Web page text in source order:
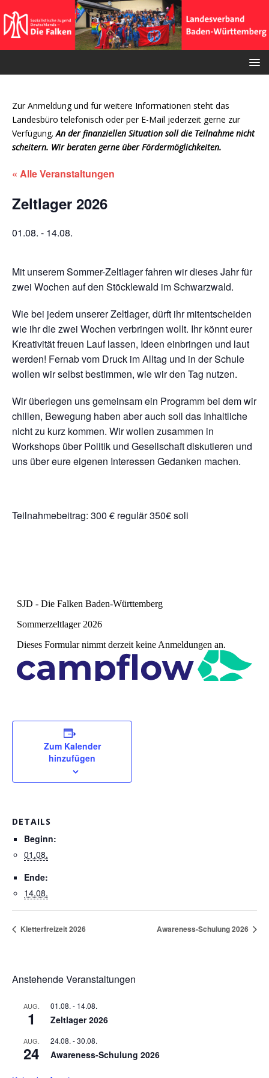
Zur Anmeldung und für weitere Informationen steht das
Landesbüro telefonisch oder per E-Mail jederzeit gerne zur
Verfügung.An der finanziellen Situation soll die Teilnahme nicht
scheitern. Wir beraten gerne über Fördermöglichkeiten.
« Alle Veranstaltungen
Zeltlager 2026
01.08. - 14.08.
Mit unserem Sommer-Zeltlager fahren wir dieses Jahr für
zwei Wochen auf den Stöcklewald im Schwarzwald.
Wie bei jedem unserer Zeltlager, dürft ihr mitentscheiden
wie ihr die zwei Wochen verbringen wollt. Ihr könnt eurer
Kreativität freuen Lauf lassen, Ideen einbringen und laut
werden! Fernab vom Druck im Alltag und in der Schule
wollen wir selbst bestimmen, wie wir den Tag nutzen.
Wir überlegen uns gemeinsam ein Programm bei dem wir
chillen, Bewegung haben aber auch soll das Inhaltliche
nicht zu kurz kommen. Wir wollen zusammen in
Workshops über Politik und Gesellschaft diskutieren und
uns über eure eigenen Interessen Gedanken machen.
Teilnahmebeitrag: 300 € regulär 350€ soli
Zum Kalender
hinzufügen
DETAILS
Beginn:
01.08.
Ende:
14.08.
Kletterfreizeit 2026 Awareness-Schulung 2026
Anstehende Veranstaltungen
AUG.
1
01.08. - 14.08.
Zeltlager 2026
AUG.
24
24.08. -30.08.
Awareness-Schulung 2026